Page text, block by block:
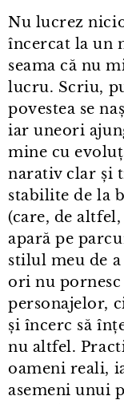
Nu lucrez
încercat la un
seama că nu
lucru. Scriu,
povestea se
iar uneori
mine cu
narativ clar și
stabilite de la
(care, de
apară pe
stilul meu de
ori nu
personajelor,
și încerc să
nu altfel.
oameni reali,
asemeni unui